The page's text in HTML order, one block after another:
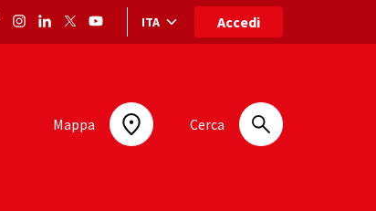
Selezione lingua: lingua selezionata
ITA Accedi
Mappa Cerca